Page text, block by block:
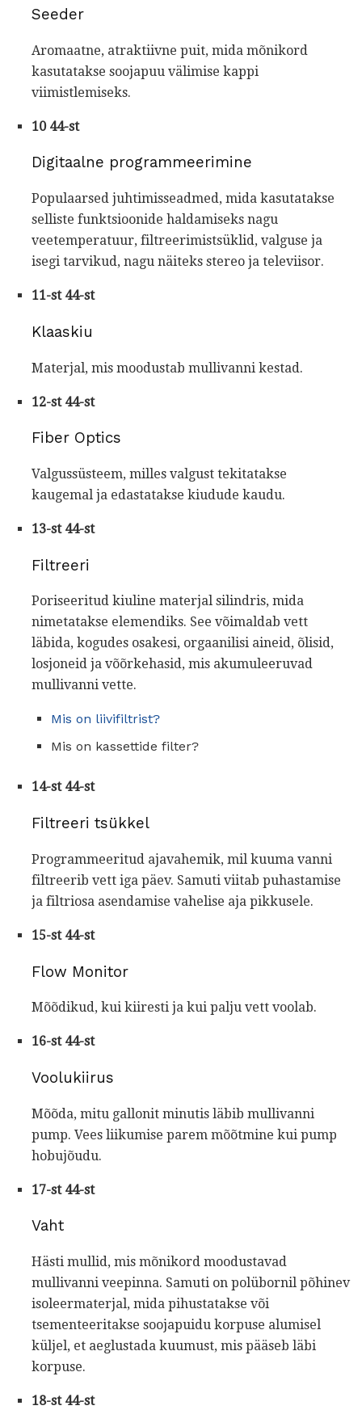
Seeder
Aromaatne, atraktiivne puit, mida mõnikord
kasutatakse soojapuu välimise kappi
viimistlemiseks.
10 44-st
Digitaalne programmeerimine
Populaarsed juhtimisseadmed, mida kasutatakse
selliste funktsioonide haldamiseks nagu
veetemperatuur, filtreerimistsüklid, valguse ja
isegi tarvikud, nagu näiteks stereo ja televiisor.
11-st 44-st
Klaaskiu
Materjal, mis moodustab mullivanni kestad.
12-st 44-st
Fiber Optics
Valgussüsteem, milles valgust tekitatakse
kaugemal ja edastatakse kiudude kaudu.
13-st 44-st
Filtreeri
Poriseeritud kiuline materjal silindris, mida
nimetatakse elemendiks. See võimaldab vett
läbida, kogudes osakesi, orgaanilisi aineid, õlisid,
losjoneid ja võõrkehasid, mis akumuleeruvad
mullivanni vette.
Mis on liivifiltrist?
Mis on kassettide filter?
14-st 44-st
Filtreeri tsükkel
Programmeeritud ajavahemik, mil kuuma vanni
filtreerib vett iga päev. Samuti viitab puhastamise
ja filtriosa asendamise vahelise aja pikkusele.
15-st 44-st
Flow Monitor
Mõõdikud, kui kiiresti ja kui palju vett voolab.
16-st 44-st
Voolukiirus
Mõõda, mitu gallonit minutis läbib mullivanni
pump. Vees liikumise parem mõõtmine kui pump
hobujõudu.
17-st 44-st
Vaht
Hästi mullid, mis mõnikord moodustavad
mullivanni veepinna. Samuti on polübornil põhinev
isoleermaterjal, mida pihustatakse või
tsementeeritakse soojapuidu korpuse alumisel
küljel, et aeglustada kuumust, mis pääseb läbi
korpuse.
18-st 44-st